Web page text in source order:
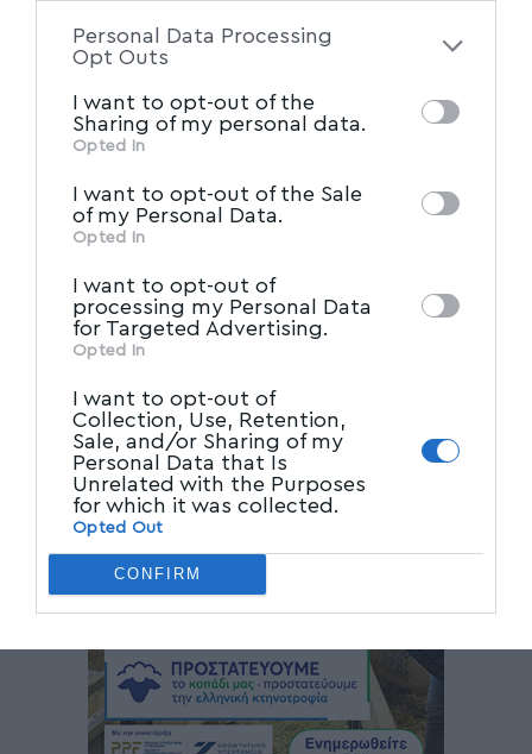
of the further disclosure of your personal
of downstream participants. This
information may also be disclosed by us to
Participantsthat may further disclose it to
other third parties.
Personal Data Processing
Opt Outs
I want to opt-out of the
Sharing of my personal data.
Opted In
I want to opt-out of the Sale
of my Personal Data.
Opted In
I want to opt-out of
processing my Personal Data
for Targeted Advertising.
Opted In
I want to opt-out of
Collection, Use, Retention,
Sale, and/or Sharing of my
Personal Data that Is
Unrelated with the Purposes
for which it was collected.
Opted Out
CONFIRM